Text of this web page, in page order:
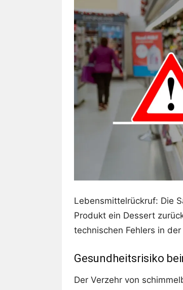
Lebensmittelrückruf: Die
Produkt ein Dessert
technischen Fehlers in
Gesundheitsrisiko
Der Verzehr von